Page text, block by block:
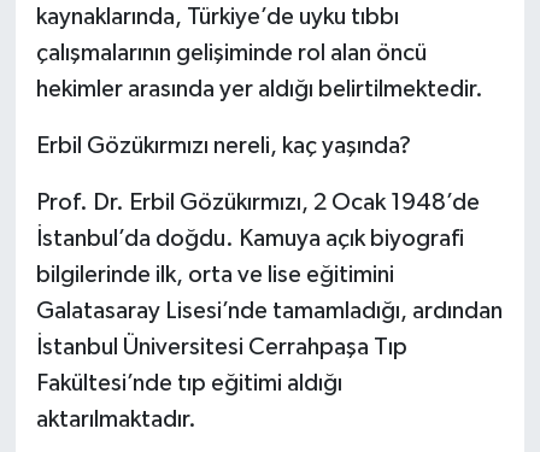
kaynaklarında, Türkiye’de uyku tıbbı
çalışmalarının gelişiminde rol alan öncü
hekimler arasında yer aldığı belirtilmektedir.
Erbil Gözükırmızı nereli, kaç yaşında?
Prof. Dr. Erbil Gözükırmızı, 2 Ocak 1948’de
İstanbul’da doğdu. Kamuya açık biyografi
bilgilerinde ilk, orta ve lise eğitimini
Galatasaray Lisesi’nde tamamladığı, ardından
İstanbul Üniversitesi Cerrahpaşa Tıp
Fakültesi’nde tıp eğitimi aldığı
aktarılmaktadır.